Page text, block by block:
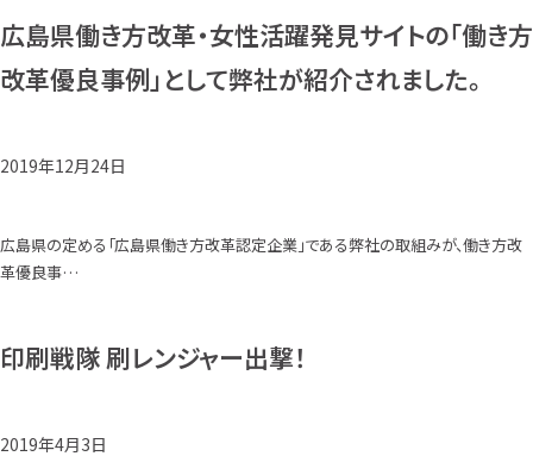
広島県働き方改革・女性活躍発見サイトの「働き方
改革優良事例」として弊社が紹介されました。
2019年12月24日
広島県の定める「広島県働き方改革認定企業」である弊社の取組みが、働き方改
革優良事…
印刷戦隊 刷レンジャー出撃！
2019年4月3日